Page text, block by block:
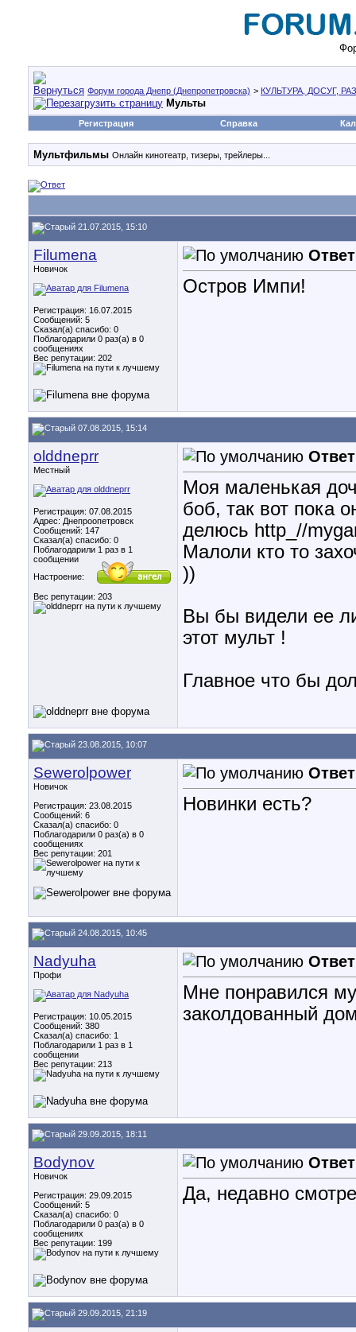
Форум города Днепр (Днепропетровска) > КУЛЬТУРА, ДОСУГ,
Мульты
Регистрация Справка
Мультфильмы Онлайн кинотеатр, тизеры, трейлеры...
21.07.2015, 15:10
Filumena
Новичок
Регистрация: 16.07.2015
Сообщений: 5
Сказал(а) спасибо: 0
Поблагодарили 0 раз(а) в 0
сообщениях
Вес репутации: 202
Остров Импи!
07.08.2015, 15:14
olddneprr
Местный
Регистрация: 07.08.2015
Адрес: Днепроопетровск
Сообщений: 147
Сказал(а) спасибо: 0
Поблагодарили 1 раз в 1
сообщении
Настроение:
Вес репутации: 203
Моя маленькая
боб, так вот пока
делюсь http_//
Малоли кто то
))
Вы бы видели ее
этот мульт !
Главное что бы
23.08.2015, 10:07
Sewerolpower
Новичок
Регистрация: 23.08.2015
Сообщений: 6
Сказал(а) спасибо: 0
Поблагодарили 0 раз(а) в 0
сообщениях
Вес репутации: 201
Новинки есть?
24.08.2015, 10:45
Nadyuha
Профи
Регистрация: 10.05.2015
Сообщений: 380
Сказал(а) спасибо: 1
Поблагодарили 1 раз в 1
сообщении
Вес репутации: 213
Мне понравился
заколдованный
29.09.2015, 18:11
Bodynov
Новичок
Регистрация: 29.09.2015
Сообщений: 5
Сказал(а) спасибо: 0
Поблагодарили 0 раз(а) в 0
сообщениях
Вес репутации: 199
Да, недавно
29.09.2015, 21:19